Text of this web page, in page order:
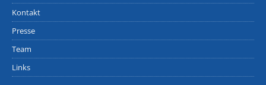
Kontakt
Presse
Team
Links